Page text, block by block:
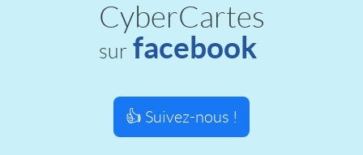
CyberCartes
sur facebook
👍 Suivez-nous !